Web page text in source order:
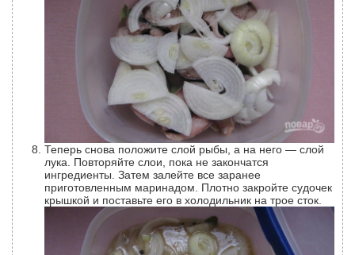
Теперь снова положите слой рыбы, а на него — слой
лука. Повторяйте слои, пока не закончатся
ингредиенты. Затем залейте все заранее
приготовленным маринадом. Плотно закройте судочек
крышкой и поставьте его в холодильник на трое сток.